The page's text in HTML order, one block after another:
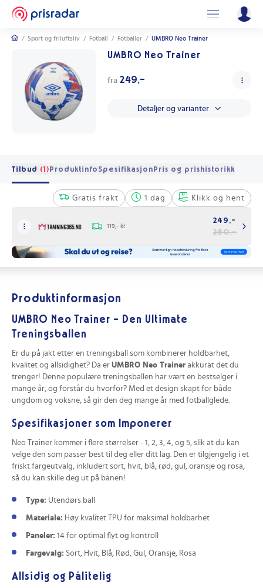
/ Sport og friluftsliv / Fotball / Fotballer / UMBRO Neo Trainer
UMBRO Neo Trainer
fra 249,-
Detaljer og varianter
Tilbud (1)Produktinfo SpesifikasjonPris og prishistorikk
Gratis frakt 1 dag Klikk og hent
119,- kr
249,-
250,-
Produktinformasjon
UMBRO Neo Trainer – Den Ultimate
Treningsballen
Er du på jakt etter en treningsball som kombinerer holdbarhet,
kvalitet og allsidighet? Da er UMBRO Neo Trainer akkurat det du
trenger! Denne populære treningsballen har vært en bestselger i
mange år, og forstår du hvorfor? Med et design skapt for både
ungdom og voksne, så gir den deg mange år med fotballglede.
Spesifikasjoner som Imponerer
Neo Trainer kommer i flere størrelser - 1, 2, 3, 4, og 5, slik at du kan
velge den som passer best til deg eller ditt lag. Den er tilgjengelig i et
friskt fargeutvalg, inkludert sort, hvit, blå, rød, gul, oransje og rosa,
så du kan skille deg ut på banen!
Type: Utendørs ball
Materiale: Høy kvalitet TPU for maksimal holdbarhet
Paneler: 14 for optimal flyt og kontroll
Fargevalg: Sort, Hvit, Blå, Rød, Gul, Oransje, Rosa
Allsidig og Pålitelig